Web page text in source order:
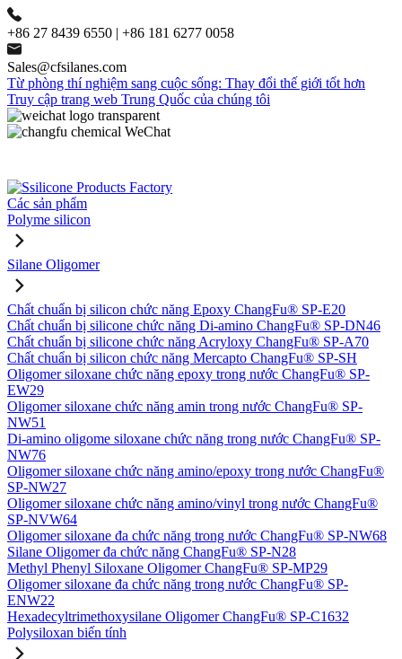
+86 27 8439 6550 | +86 181 6277 0058
Sales@cfsilanes.com
Từ phòng thí nghiệm sang cuộc sống: Thay đổi thế giới tốt hơn
Truy cập trang web Trung Quốc của chúng tôi
Các sản phẩm
Polyme silicon
Silane Oligomer
Chất chuẩn bị silicon chức năng Epoxy ChangFu® SP-E20
Chất chuẩn bị silicone chức năng Di-amino ChangFu® SP-DN46
Chất chuẩn bị silicone chức năng Acryloxy ChangFu® SP-A70
Chất chuẩn bị silicon chức năng Mercapto ChangFu® SP-SH
Oligomer siloxane chức năng epoxy trong nước ChangFu® SP-
EW29
Oligomer siloxane chức năng amin trong nước ChangFu® SP-
NW51
Di-amino oligome siloxane chức năng trong nước ChangFu® SP-
NW76
Oligomer siloxane chức năng amino/epoxy trong nước ChangFu®
SP-NW27
Oligomer siloxane chức năng amino/vinyl trong nước ChangFu®
SP-NVW64
Oligomer siloxane đa chức năng trong nước ChangFu® SP-NW68
Silane Oligomer đa chức năng ChangFu® SP-N28
Methyl Phenyl Siloxane Oligomer ChangFu® SP-MP29
Oligomer siloxane đa chức năng trong nước ChangFu® SP-
ENW22
Hexadecyltrimethoxysilane Oligomer ChangFu® SP-C1632
Polysiloxan biến tính